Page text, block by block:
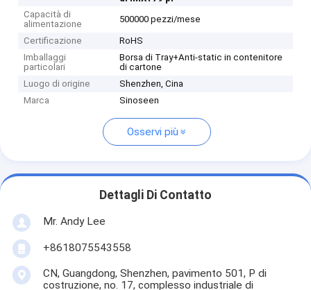
Capacità di
alimentazione
500000 pezzi/mese
Certificazione
RoHS
Imballaggi
particolari
Borsa di Tray+Anti-static in contenitore
di cartone
Luogo di origine
Shenzhen, Cina
Marca
Sinoseen
Osservi più
Dettagli Di Contatto
Mr. Andy Lee
+8618075543558
CN, Guangdong, Shenzhen, pavimento 501, P di
costruzione, no. 17, complesso industriale di